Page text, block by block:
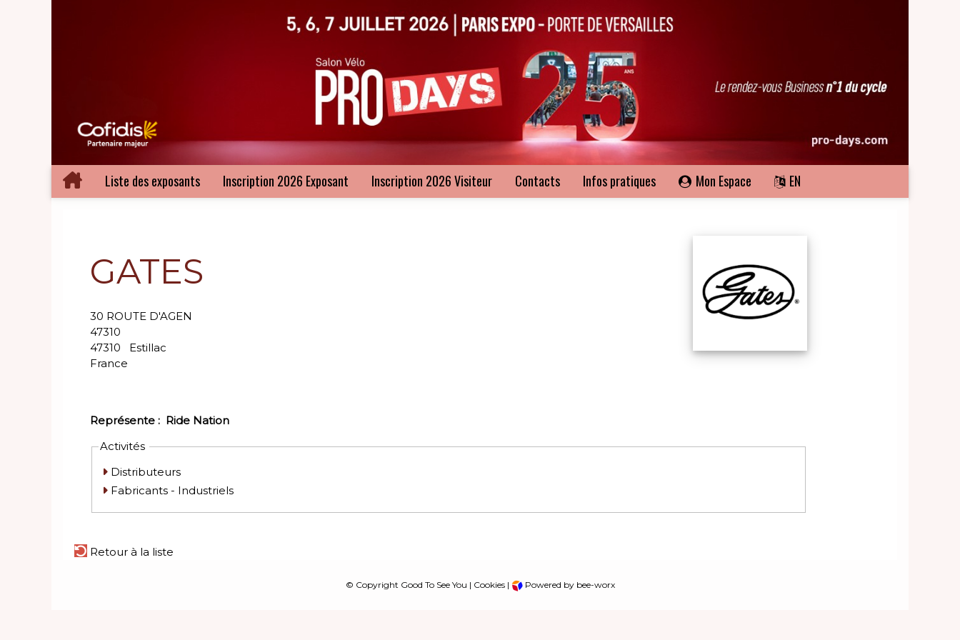
Liste des exposants Inscription 2026 Exposant Inscription 2026 Visiteur Contacts Infos pratiques Mon Espace EN
GATES
30 ROUTE D'AGEN
47310
47310
Estillac
France
Représente : Ride Nation
Activités
Distributeurs
Fabricants - Industriels
Retour à la liste
© Copyright Good To See You | Cookies| Powered by bee-worx